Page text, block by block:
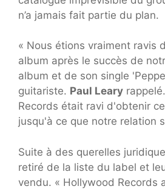
n’a jamais fait partie du plan.
« Nous étions vraiment ravis
album après le succès de
album et de son single
guitariste. Paul Leary
Records était ravi d'obtenir
jusqu'à ce que notre relation
Suite à des querelles
retiré de la liste du label et
vendu. « Hollywood Records